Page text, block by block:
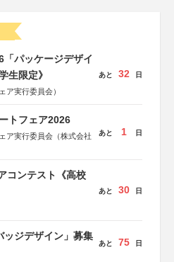
パッケージデザイ
生限定》
ア実行委員会）
あと 32 日
トフェア2026
ア実行委員会（株式会社
あと 1 日
コンテスト《高校
あと 30 日
ッジデザイン」募集
あと 75 日